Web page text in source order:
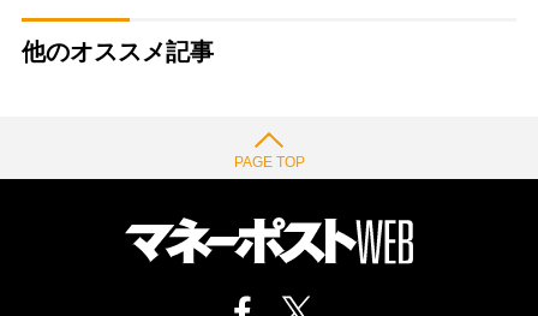
他のオススメ記事
PAGE TOP